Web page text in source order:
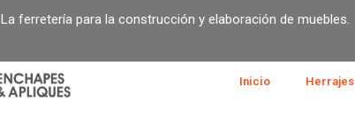
La ferretería para la construcción y elaboración de muebles.
Inicio Herrajes